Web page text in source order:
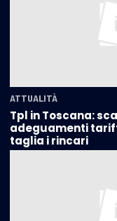
ATTUALITÀ
Tpl in Toscana:
adeguamenti
taglia i rincari